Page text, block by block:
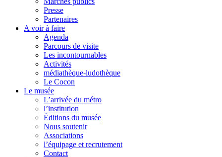
Presse
Partenaires
A voir à faire
Agenda
Parcours de visite
Les incontournables
Activités
médiathèque-ludothèque
Le Cocon
Le musée
L’arrivée du métro
l’institution
Éditions du musée
Nous soutenir
Associations
l’équipage et recrutement
Contact